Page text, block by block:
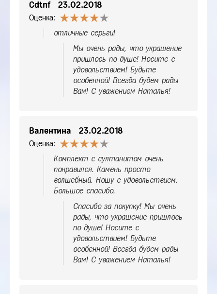
Cdtnf 23.02.2018
Оценка:
отличные серьги!
Мы очень рады, что украшение
пришлось по душе! Носите с
удовольствием! Будьте
особенной! Всегда будем рады
Вам! С уважением Наталья!
Валентина 23.02.2018
Оценка:
Комплект с султанитом очень
понравился. Камень просто
волшебный. Ношу с удовольствием.
Большое спасибо.
Спасибо за покупку! Мы очень
рады, что украшение пришлось
по душе! Носите с
удовольствием! Будьте
особенной! Всегда будем рады
Вам! С уважением Наталья!